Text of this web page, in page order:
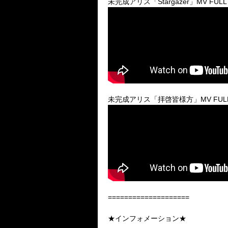
未完成アリス「拝啓皆様方」 MV
====================
★インフォメーション★